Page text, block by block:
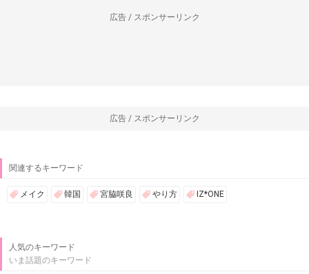
広告 / スポンサーリンク
広告 / スポンサーリンク
関連するキーワード
メイク 韓国 宮脇咲良 やり方 IZ*ONE
人気のキーワード
いま話題のキーワード